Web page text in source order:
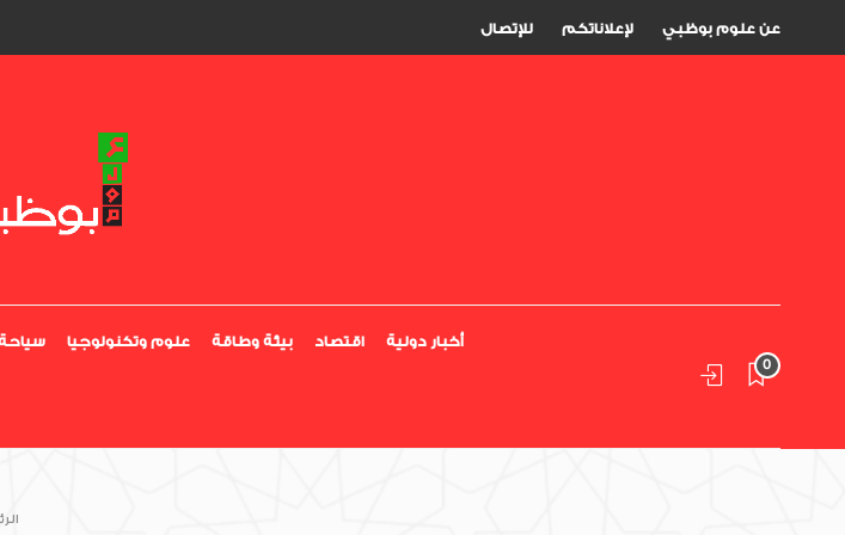
للإتصال لإعلاناتكم عن علوم بوظبي
علوم وتكنولوجيا بيئة وطاقة اقتصاد أخبار دولية
0